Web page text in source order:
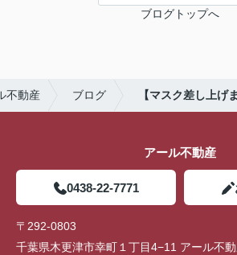
ブログトップへ
不動産 ブログ 【マスク差し上げ
アール不動産
0438-22-7771
〒292-0803
千葉県木更津市幸町１丁目4−11 アール不